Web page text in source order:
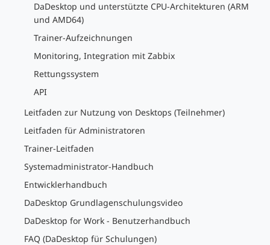
DaDesktop und unterstützte CPU-Architekturen (ARM
und AMD64)
Trainer-Aufzeichnungen
Monitoring, Integration mit Zabbix
Rettungssystem
API
Leitfaden zur Nutzung von Desktops (Teilnehmer)
Leitfaden für Administratoren
Trainer-Leitfaden
Systemadministrator-Handbuch
Entwicklerhandbuch
DaDesktop Grundlagenschulungsvideo
DaDesktop for Work - Benutzerhandbuch
FAQ (DaDesktop für Schulungen)